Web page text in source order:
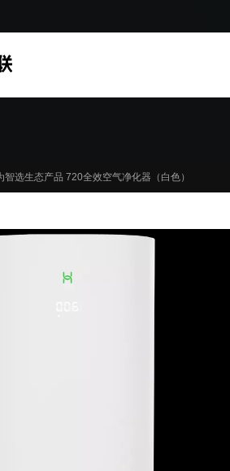
智选生态产品 720全效空气净化器（白色）